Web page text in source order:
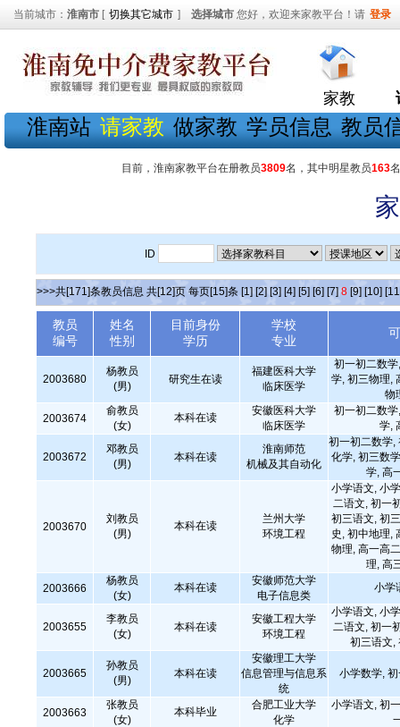
当前城市： 淮南市 [ 切换其它城市 ] 选择城市 您好，欢迎来家教平台！请 登录
家教
淮南站 请家教 做家教 学员信息 教员
目前，淮南家教平台在册教员3809名，其中明星教员163
ID
>>>共[171]条教员信息 共[12]页 每页[15]条 [1] [2] [3] [4] [5] [6] [7] 8 [9] [10]
教员
编号
姓名
性别
目前身份
学历
学校
专业
2003680
杨教员
(男)
研究生在读
福建医科大学
临床医学
初一初二数
学, 初三物理,
物
2003674
俞教员
(女)
本科在读
安徽医科大学
临床医学
初一初二数
学,
2003672
邓教员
(男)
本科在读
淮南师范
机械及其自动化
初一初二数学,
化学, 初三数
学, 高
2003670
刘教员
(男)
本科在读
兰州大学
环境工程
小学语文, 小
二语文, 初一
初三语文, 初
史, 初中地理,
物理, 高一高
理, 高
2003666
杨教员
(女)
本科在读
安徽师范大学
电子信息类
小学
2003655
李教员
(女)
本科在读
安徽工程大学
环境工程
小学语文, 小
二语文, 初一
初三语文,
2003665
孙教员
(男)
本科在读
安徽理工大学
信息管理与信息系
统
小学数学,
2003663
张教员
(女)
本科毕业
合肥工业大学
化学
小学语文, 初